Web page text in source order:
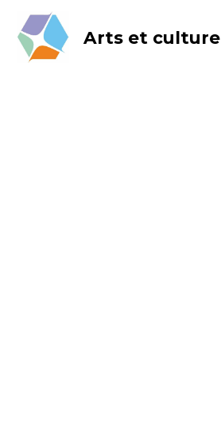
content
Arts et culture